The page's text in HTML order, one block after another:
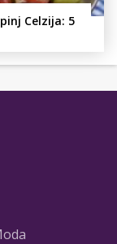
Celzija: 5